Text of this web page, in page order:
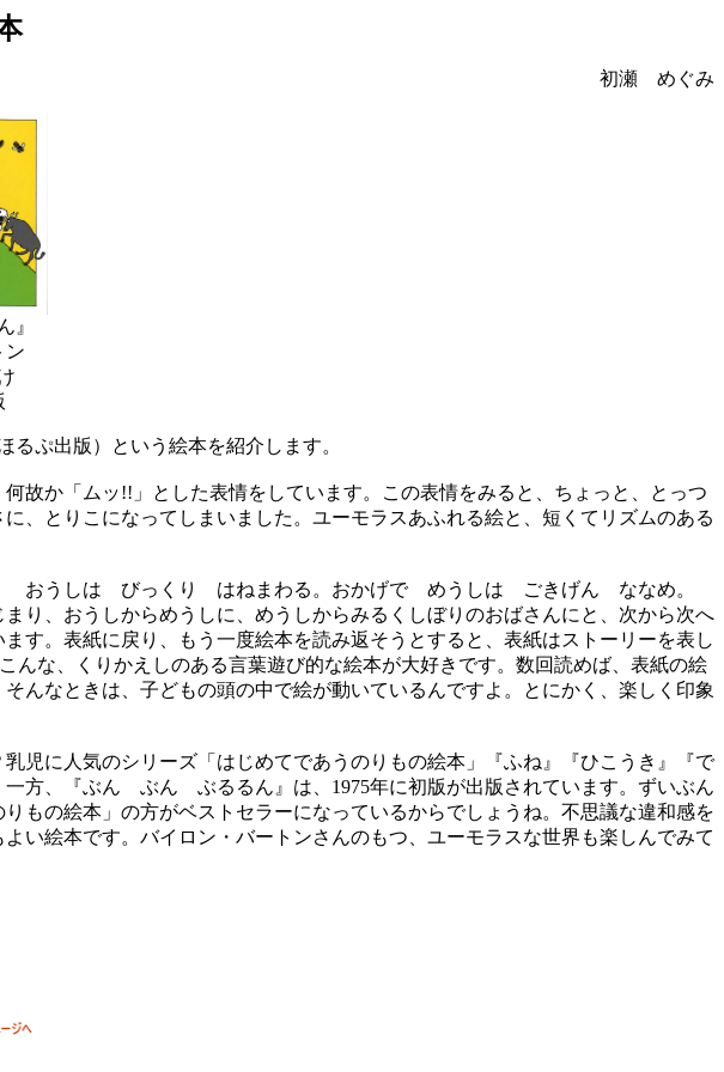
初瀬 めぐみ
』
ン
ぷ出版）という絵本を紹介します。
故か「ムッ!!」とした表情をしています。この表情をみると、ちょっと、とっつ
、とりこになってしまいました。ユーモラスあふれる絵と、短くてリズムのある
おうしは びっくり はねまわる。おかげで めうしは ごきげん ななめ。
、おうしからめうしに、めうしからみるくしぼりのおばさんにと、次から次へ
す。表紙に戻り、もう一度絵本を読み返そうとすると、表紙はストーリーを表し
な、くりかえしのある言葉遊び的な絵本が大好きです。数回読めば、表紙の絵
んなときは、子どもの頭の中で絵が動いているんですよ。とにかく、楽しく印象
児に人気のシリーズ「はじめてであうのりもの絵本」『ふね』『ひこうき』『で
一方、『ぶん ぶん ぶるるん』は、1975年に初版が出版されています。ずいぶん
もの絵本」の方がベストセラーになっているからでしょうね。不思議な違和感を
絵本です。バイロン・バートンさんのもつ、ユーモラスな世界も楽しんでみて